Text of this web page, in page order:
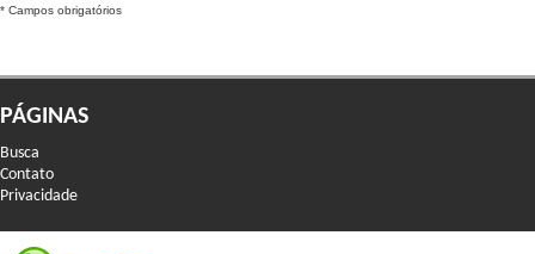
* Campos obrigatórios
PÁGINAS
Busca
Contato
Privacidade